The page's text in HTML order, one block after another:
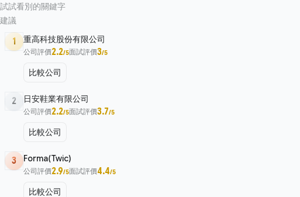
試試看別的關鍵字
建議
1 重高科技股份有限公司
公司評價2.2/5面試評價3/5
比較公司
2 日安鞋業有限公司
公司評價2.2/5面試評價3.7/5
比較公司
3 Forma(Twic)
公司評價2.9/5面試評價4.4/5
比較公司